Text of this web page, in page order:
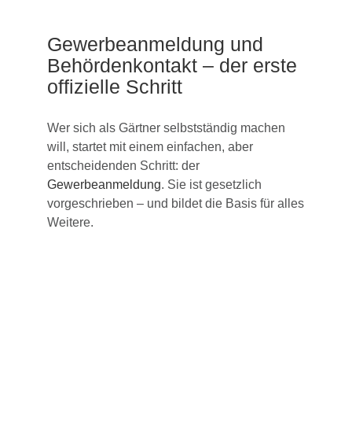
Gewerbeanmeldung und
Behördenkontakt – der erste
offizielle Schritt
Wer sich als Gärtner selbstständig machen
will, startet mit einem einfachen, aber
entscheidenden Schritt: der
Gewerbeanmeldung. Sie ist gesetzlich
vorgeschrieben – und bildet die Basis für alles
Weitere.